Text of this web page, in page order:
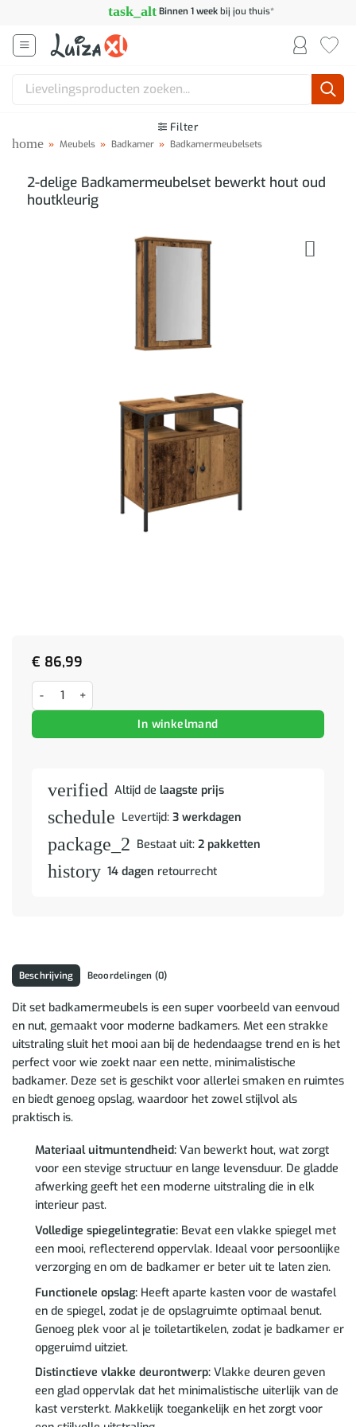
inhoud
task_alt Binnen 1 weekbij jou thuis*
Zoeken
Filter
home » Meubels » Badkamer » Badkamermeubelsets
2-delige Badkamermeubelset bewerkt hout oud
houtkleurig
€ 86,99
2-delige Badkamermeubelset bewerkt hout oud houtkleurig aantal
In winkelmand
verified Altijd de laagste prijs
schedule Levertijd: 3 werkdagen
package_2 Bestaat uit: 2 pakketten
history 14 dagen retourrecht
Beschrijving Beoordelingen (0)
Dit set badkamermeubels is een super voorbeeld van eenvoud
en nut, gemaakt voor moderne badkamers. Met een strakke
uitstraling sluit het mooi aan bij de hedendaagse trend en is het
perfect voor wie zoekt naar een nette, minimalistische
badkamer. Deze set is geschikt voor allerlei smaken en ruimtes
en biedt genoeg opslag, waardoor het zowel stijlvol als
praktisch is.
Materiaal uitmuntendheid:Van bewerkt hout, wat zorgt
voor een stevige structuur en lange levensduur. De gladde
afwerking geeft het een moderne uitstraling die in elk
interieur past.
Volledige spiegelintegratie:Bevat een vlakke spiegel met
een mooi, reflecterend oppervlak. Ideaal voor persoonlijke
verzorging en om de badkamer er beter uit te laten zien.
Functionele opslag:Heeft aparte kasten voor de wastafel
en de spiegel, zodat je de opslagruimte optimaal benut.
Genoeg plek voor al je toiletartikelen, zodat je badkamer er
opgeruimd uitziet.
Distinctieve vlakke deurontwerp:Vlakke deuren geven
een glad oppervlak dat het minimalistische uiterlijk van de
kast versterkt. Makkelijk toegankelijk en het zorgt voor